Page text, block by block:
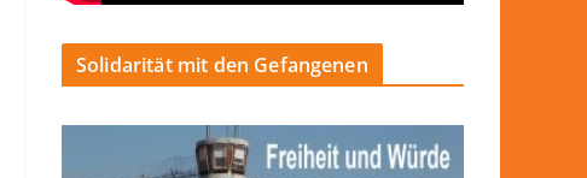
Solidarität mit den Gefangenen